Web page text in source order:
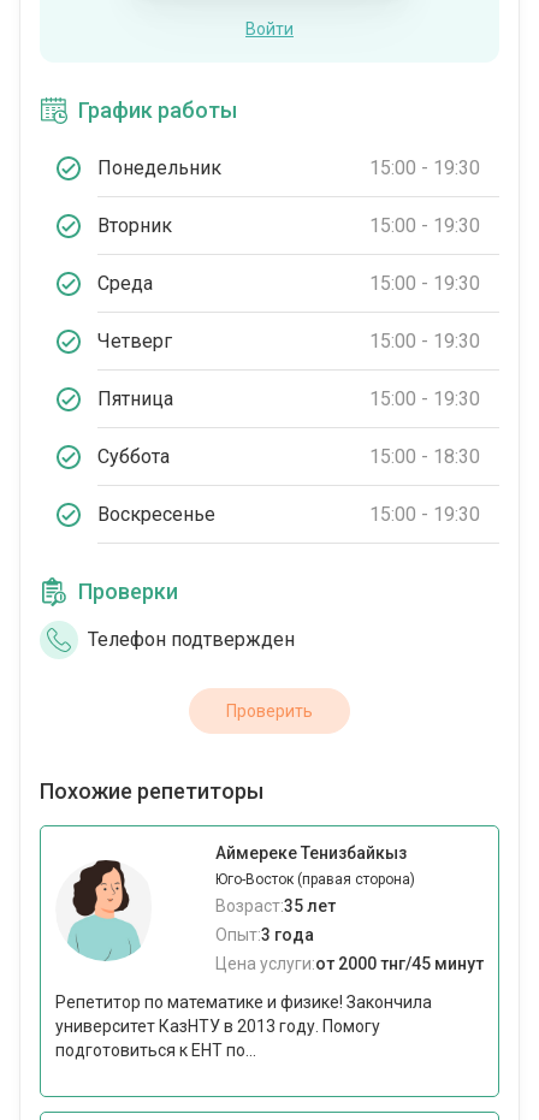
Войти
График работы
Понедельник 15:00 - 19:30
Вторник 15:00 - 19:30
Среда 15:00 - 19:30
Четверг 15:00 - 19:30
Пятница 15:00 - 19:30
Суббота 15:00 - 18:30
Воскресенье 15:00 - 19:30
Проверки
Телефон подтвержден
Проверить
Похожие репетиторы
Аймереке Тенизбайкыз
Юго-Восток (правая сторона)
Возраст:35 лет
Опыт:3 года
Цена услуги:от 2000 тнг/45 минут
Репетитор по математике и физике! Закончила
университет КазНТУ в 2013 году. Помогу
подготовиться к ЕНТ по...